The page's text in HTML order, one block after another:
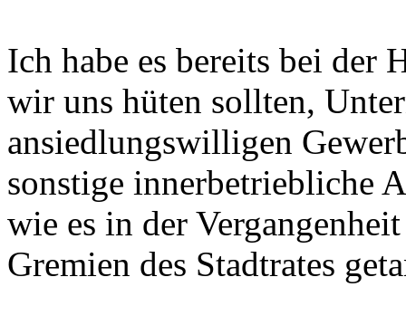
Ich habe es bereits bei der
wir uns hüten sollten,
ansiedlungswilligen
sonstige innerbetriebliche
wie es in der
Gremien des Stadtrates